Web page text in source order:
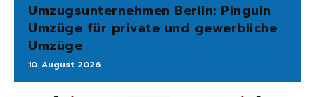
Umzugsunternehmen Berlin: Pinguin
Umzüge für private und gewerbliche
Umzüge
10. August 2026